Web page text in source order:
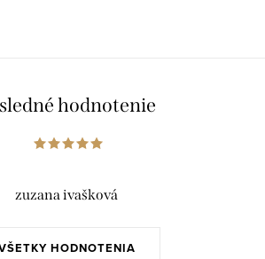
hodnotenie
HODNOTENIA
zuzana ivašková